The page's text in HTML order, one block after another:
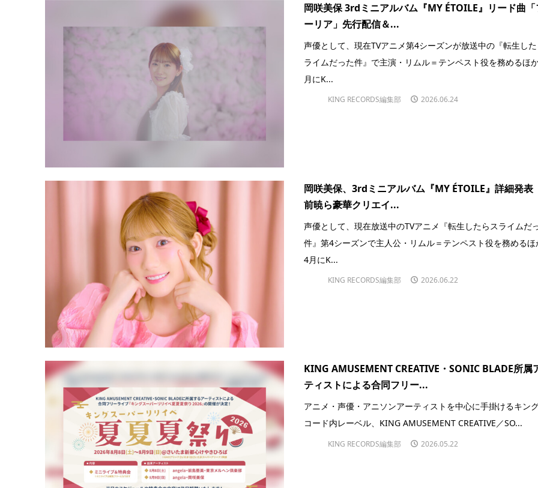
岡咲美保 3rdミニアルバム『MY ÉTOILE』リード曲「
ーリア」先行配信＆...
声優として、現在TVアニメ第4シーズンが放送中の『転生した
ライムだった件』で主演・リムル＝テンペスト役を務めるほ
月にK...
KING RECORDS編集部 2026.06.24
岡咲美保、3rdミニアルバム『MY ÉTOILE』詳細発
前暁ら豪華クリエイ...
声優として、現在放送中のTVアニメ『転生したらスライムだ
件』第4シーズンで主人公・リムル＝テンペスト役を務めるほ
4月にK...
KING RECORDS編集部 2026.06.22
KING AMUSEMENT CREATIVE・SONIC BLADE所属
ティストによる合同フリー...
アニメ・声優・アニソンアーティストを中心に手掛けるキン
コード内レーベル、KING AMUSEMENT CREATIVE／SO...
KING RECORDS編集部 2026.05.22